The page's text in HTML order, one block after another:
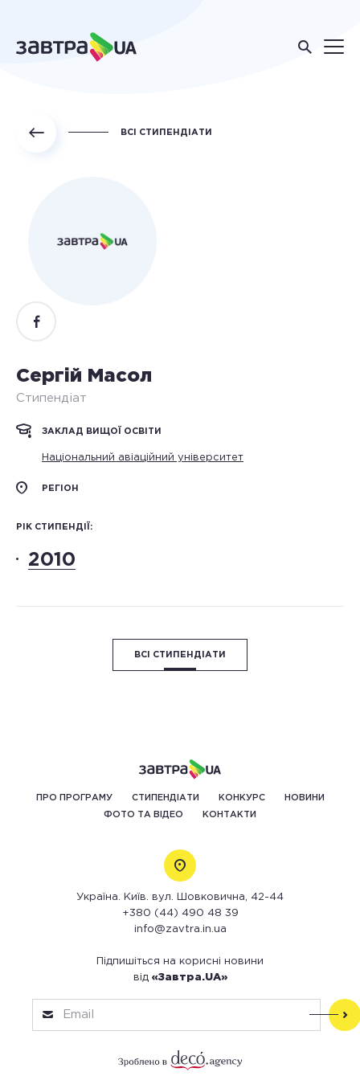
ВСІ СТИПЕНДІАТИ
Сергій Масол
Стипендіат
ЗАКЛАД ВИЩОЇ ОСВІТИ
Національний авіаційний університет
РЕГІОН
РІК СТИПЕНДІЇ:
2010
ВСІ СТИПЕНДІАТИ
ПРО ПРОГРАМУ СТИПЕНДІАТИ КОНКУРС НОВИНИ
ФОТО ТА ВІДЕО КОНТАКТИ
Україна. Київ. вул. Шовковична, 42-44
+380 (44) 490 48 39
info@zavtra.in.ua
Підпишіться на корисні новини
від «Завтра.UA»